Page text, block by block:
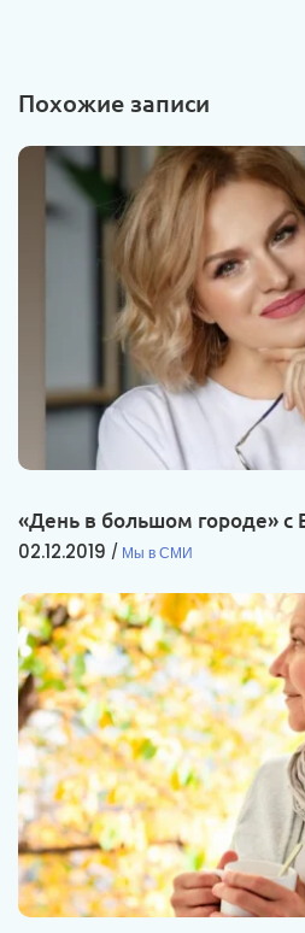
Похожие записи
«День в большом городе» с
02.12.2019 Мы в СМИ